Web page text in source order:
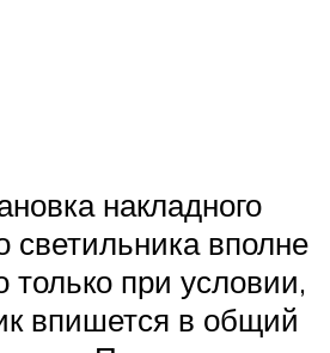
накладного
светильника вполне
только при условии,
впишется в общий